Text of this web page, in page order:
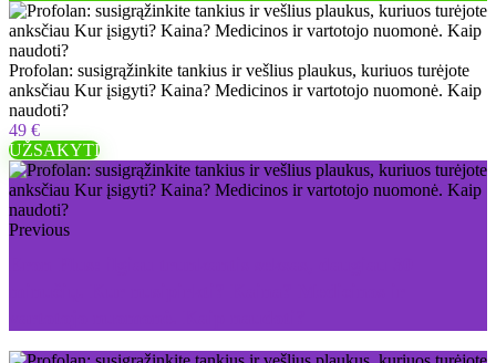
Profolan: susigrąžinkite tankius ir vešlius plaukus, kuriuos turėjote
anksčiau Kur įsigyti? Kaina? Medicinos ir vartotojo nuomonė. Kaip
naudoti?
49 €
UŽSAKYTI
Previous